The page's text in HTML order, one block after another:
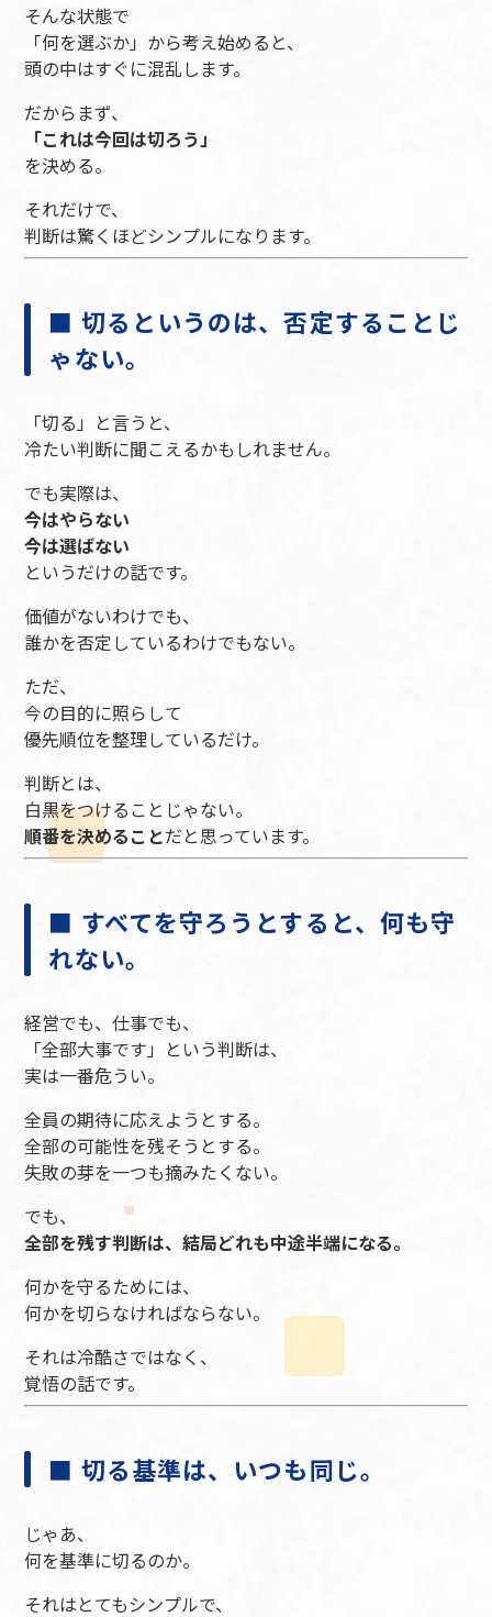
そんな状態で
「何を選ぶか」から考え始めると、
頭の中はすぐに混乱します。
だからまず、
「これは今回は切ろう」
を決める。
それだけで、
判断は驚くほどシンプルになります。
■ 切るというのは、否定することじ
ゃない。
「切る」と言うと、
冷たい判断に聞こえるかもしれません。
でも実際は、
今はやらない
今は選ばない
というだけの話です。
価値がないわけでも、
誰かを否定しているわけでもない。
ただ、
今の目的に照らして
優先順位を整理しているだけ。
判断とは、
白黒をつけることじゃない。
順番を決めることだと思っています。
■ すべてを守ろうとすると、何も守
れない。
経営でも、仕事でも、
「全部大事です」という判断は、
実は一番危うい。
全員の期待に応えようとする。
全部の可能性を残そうとする。
失敗の芽を一つも摘みたくない。
でも、
全部を残す判断は、結局どれも中途半端になる。
何かを守るためには、
何かを切らなければならない。
それは冷酷さではなく、
覚悟の話です。
■ 切る基準は、いつも同じ。
じゃあ、
何を基準に切るのか。
それはとてもシンプルで、